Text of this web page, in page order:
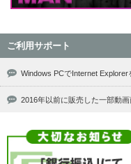
ご利用サポート
Windows PCでInternet Explorer
2016年以前に販売した一部動